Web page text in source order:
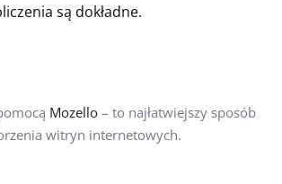
są dokładne.
Mozello – to najłatwiejszy sposób
witryn internetowych.